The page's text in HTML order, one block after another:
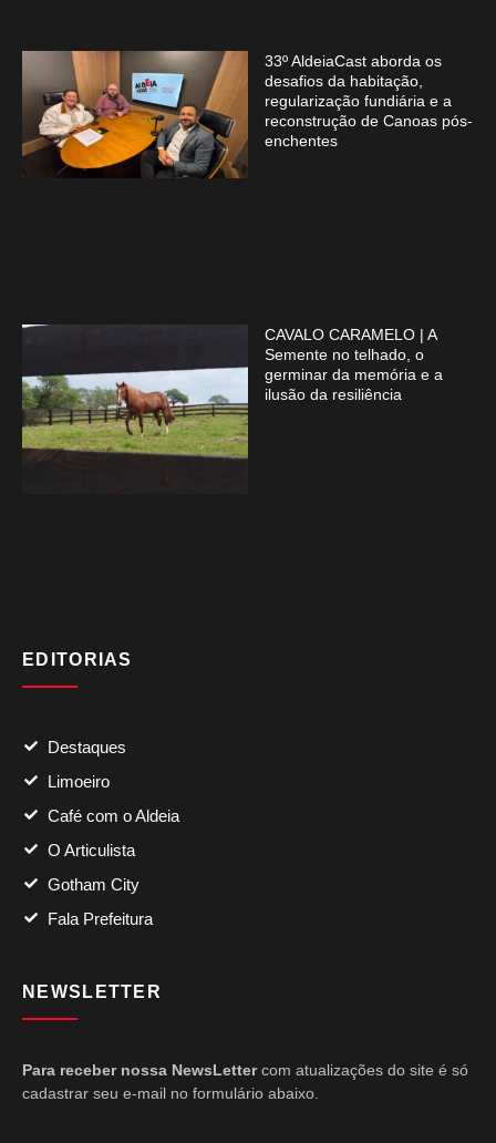
33º AldeiaCast aborda os
desafios da habitação,
regularização fundiária e a
reconstrução de Canoas pós-
enchentes
CAVALO CARAMELO | A
Semente no telhado, o
germinar da memória e a
ilusão da resiliência
EDITORIAS
Destaques
Limoeiro
Café com o Aldeia
O Articulista
Gotham City
Fala Prefeitura
NEWSLETTER
Para receber nossa NewsLettercom atualizações do site é só
cadastrar seu e-mail no formulário abaixo.